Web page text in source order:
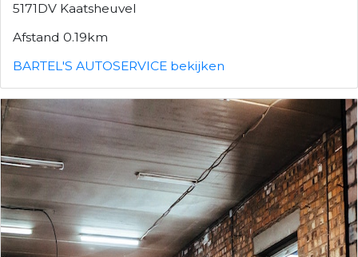
5171DV Kaatsheuvel
Afstand 0.19km
BARTEL'S AUTOSERVICE bekijken